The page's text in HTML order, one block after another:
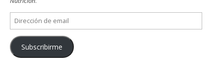
Dirección
de
email
Subscribirme